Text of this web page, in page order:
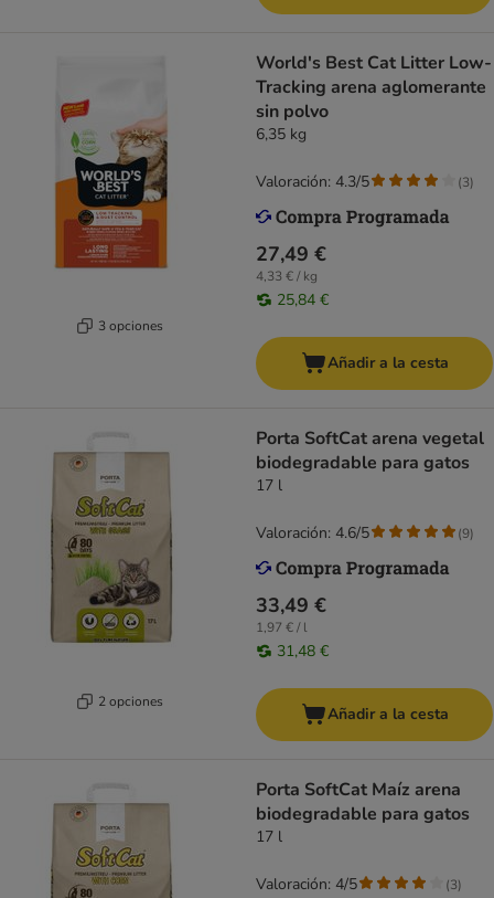
3 opciones
World's Best Cat Litter Low-
Tracking arena aglomerante
sin polvo
6,35 kg
27,49 €
4,33 € / kg
25,84 €
Valoración: 4.3/5 (3)
Añadir a la cesta
2 opciones
Porta SoftCat arena vegetal
biodegradable para gatos
17 l
33,49 €
1,97 € / l
31,48 €
Valoración: 4.6/5 (9)
Añadir a la cesta
Porta SoftCat Maíz arena
biodegradable para gatos
17 l
Valoración: 4/5 (3)